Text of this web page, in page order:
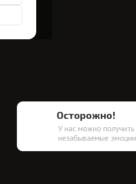
Осторожно!
У нас можно получить
незабываемые эмоции